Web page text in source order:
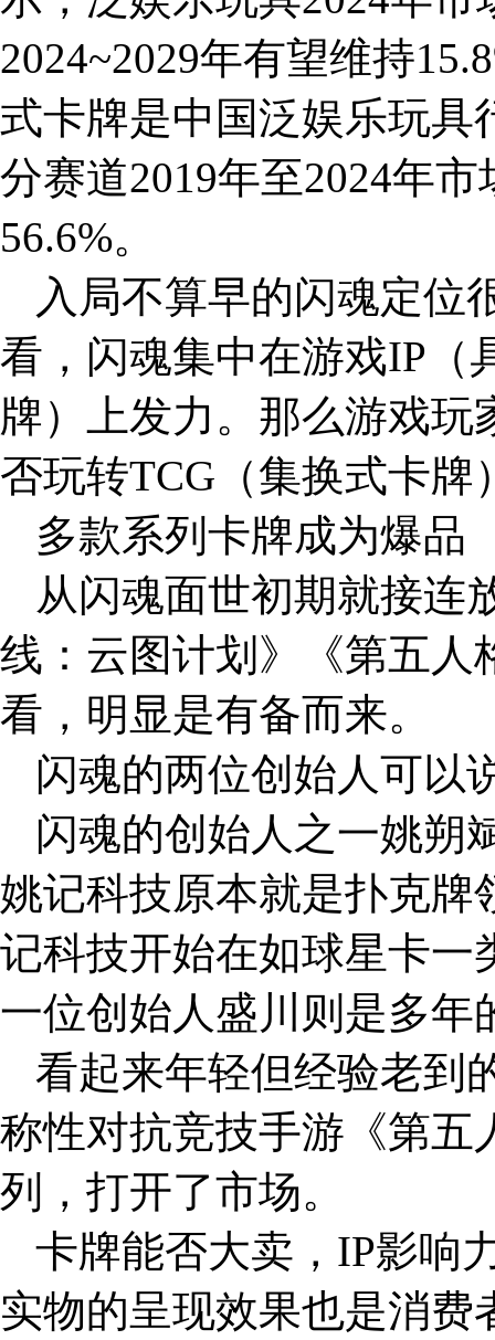
2024~2029年有望维持
式卡牌是中国泛娱乐玩具
分赛道2019年至2024年
56.6%。
入局不算早的闪魂定位
看，闪魂集中在游戏IP（
牌）上发力。那么游戏
否玩转TCG（集换式卡牌
多款系列卡牌成为爆品
从闪魂面世初期就接连
线：云图计划》《第五人
看，明显是有备而来。
闪魂的两位创始人可以
闪魂的创始人之一姚朔
姚记科技原本就是扑克牌
记科技开始在如球星卡一
一位创始人盛川则是多年
看起来年轻但经验老到
称性对抗竞技手游《第五
列，打开了市场。
卡牌能否大卖，IP影响
实物的呈现效果也是消